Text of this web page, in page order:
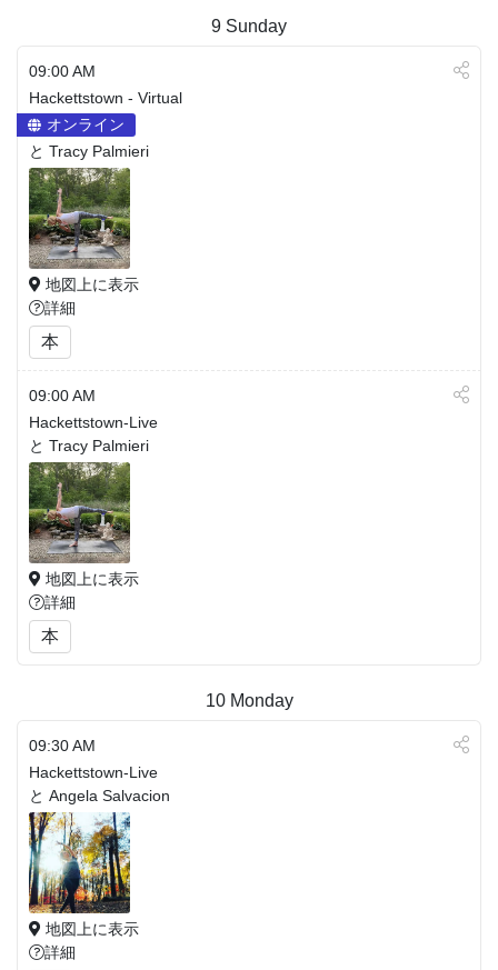
9 Sunday
09:00 AM
Hackettstown - Virtual
オンライン
と Tracy Palmieri
地図上に表示
詳細
本
09:00 AM
Hackettstown-Live
と Tracy Palmieri
地図上に表示
詳細
本
10 Monday
09:30 AM
Hackettstown-Live
と Angela Salvacion
地図上に表示
詳細